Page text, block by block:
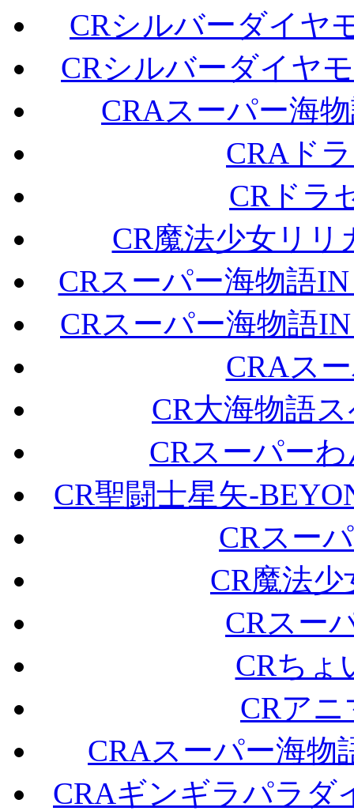
CRシルバーダイヤ
CRシルバーダイヤ
CRAスーパー海
CRAド
CRドラ
CR魔法少女リ
CRスーパー海物語IN
CRスーパー海物語
CRAス
CR大海物語
CRスーパー
CR聖闘士星矢-
CRスー
CR魔法
CRスー
CRちょ
CRア
CRAスーパー海物
CRAギンギラパラダ